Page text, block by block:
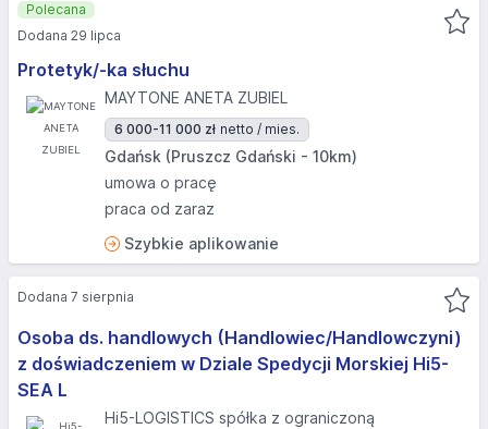
Protetyk/-ka słuchu
MAYTONE ANETA ZUBIEL
6 000-11 000 zł netto / mies.
Gdańsk (Pruszcz Gdański - 10km)
umowa o pracę
praca od zaraz
Szybkie aplikowanie
Polecana
Dodana 29 lipca
Osoba ds. handlowych (Handlowiec/Handlowczyni)
z doświadczeniem w Dziale Spedycji Morskiej Hi5-
SEA L
Hi5-LOGISTICS spółka z ograniczoną
Dodana 7 sierpnia